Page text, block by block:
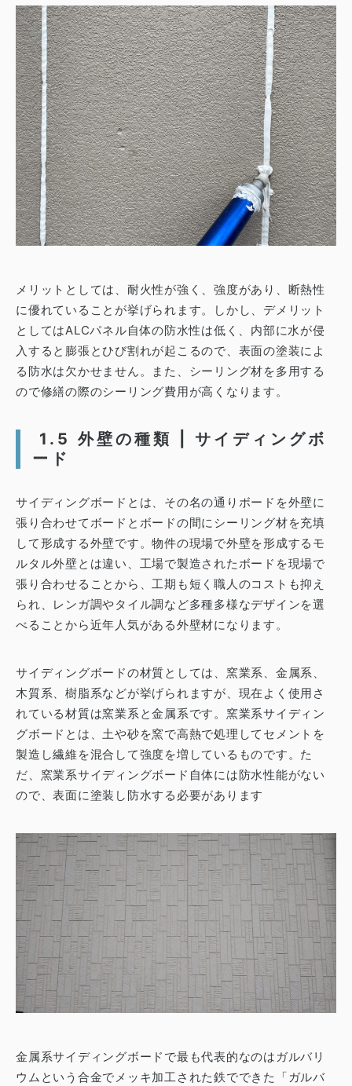
メリットとしては、耐火性が強く、強度があり、断熱性
に優れていることが挙げられます。しかし、デメリット
としてはALCパネル自体の防水性は低く、内部に水が侵
入すると膨張とひび割れが起こるので、表面の塗装によ
る防水は欠かせません。また、シーリング材を多用する
ので修繕の際のシーリング費用が高くなります。
1.5 外壁の種類 | サイディングボ
ード
サイディングボードとは、その名の通りボードを外壁に
張り合わせてボードとボードの間にシーリング材を充填
して形成する外壁です。物件の現場で外壁を形成するモ
ルタル外壁とは違い、工場で製造されたボードを現場で
張り合わせることから、工期も短く職人のコストも抑え
られ、レンガ調やタイル調など多種多様なデザインを選
べることから近年人気がある外壁材になります。
サイディングボードの材質としては、窯業系、金属系、
木質系、樹脂系などが挙げられますが、現在よく使用さ
れている材質は窯業系と金属系です。 窯業系サイディン
グボードとは、土や砂を窯で高熱で処理してセメントを
製造し繊維を混合して強度を増しているものです。 た
だ、窯業系サイディングボード自体には防水性能がない
ので、表面に塗装し防水する必要があります
金属系サイディングボードで最も代表的なのはガルバリ
ウムという合金でメッキ加工された鉄でできた「ガルバ